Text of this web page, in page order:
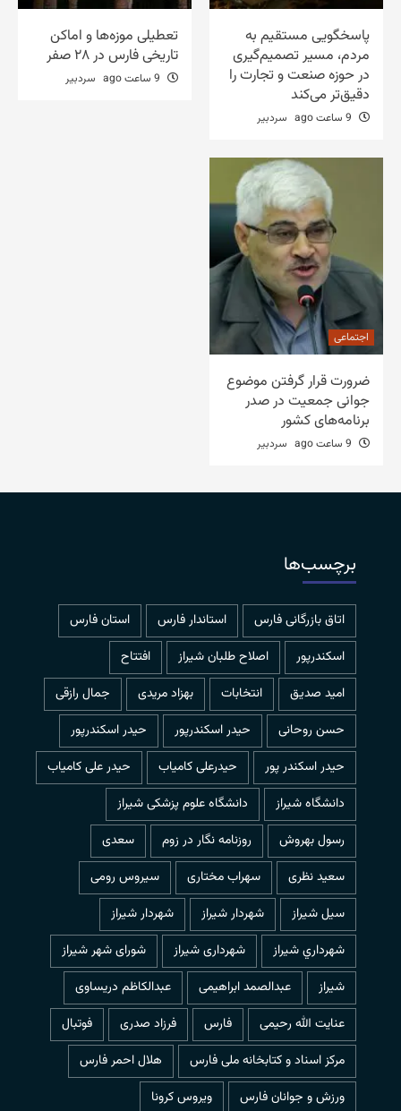
پاسخگویی مستقیم به
مردم، مسیر تصمیم‌گیری
در حوزه صنعت و تجارت را
دقیق‌تر می‌کند
سردبیر
تعطیلی موزه‌ها و اماکن
تاریخی فارس در ۲۸ صفر
سردبیر
اجتماعی
ضرورت قرار گرفتن موضوع
جوانی جمعیت در صدر
برنامه‌های کشور
سردبیر
برچسب‌ها
اتاق بازرگانی فارس استاندار فارس
استان فارس
اسکندرپور
اصلاح طلبان شیراز
افتتاح
امید صدیق
انتخابات بهزاد مریدی
جمال رازقی
حسن روحانی
حيدر اسكندرپور
حیدر اسکندرپور
حیدر اسکندر پور
حیدرعلی کامیاب
حیدر علی کامیاب
دانشگاه شیراز
دانشگاه علوم پزشکی شیراز
رسول بهروش
روزنامه نگار در زوم
سعدی
سعید نظری
سهراب مختاری
سیروس رومی
سیل شیراز
شهردار شيراز
شهردار شیراز
شهرداري شيراز
شهرداری شیراز
شورای شهر شیراز
شیراز
عبدالصمد ابراهیمی
عبدالکاظم دریساوی
عنایت الله رحیمی
فارس فرزاد صدری
فوتبال
مرکز اسناد و کتابخانه ملی فارس
هلال احمر فارس
ورزش و جوانان فارس
ویروس کرونا